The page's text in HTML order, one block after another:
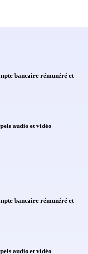
bancaire rémunéré et
audio et vidéo
bancaire rémunéré et
audio et vidéo